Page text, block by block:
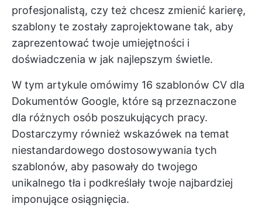
profesjonalistą, czy też chcesz zmienić karierę,
szablony te zostały zaprojektowane tak, aby
zaprezentować twoje umiejętności i
doświadczenia w jak najlepszym świetle.
W tym artykule omówimy 16 szablonów CV dla
Dokumentów Google, które są przeznaczone
dla różnych osób poszukujących pracy.
Dostarczymy również wskazówek na temat
niestandardowego dostosowywania tych
szablonów, aby pasowały do twojego
unikalnego tła i podkreślały twoje najbardziej
imponujące osiągnięcia.